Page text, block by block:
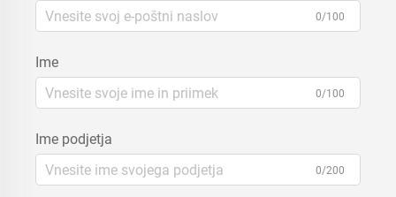
0/100
Ime
0/100
Ime podjetja
0/200